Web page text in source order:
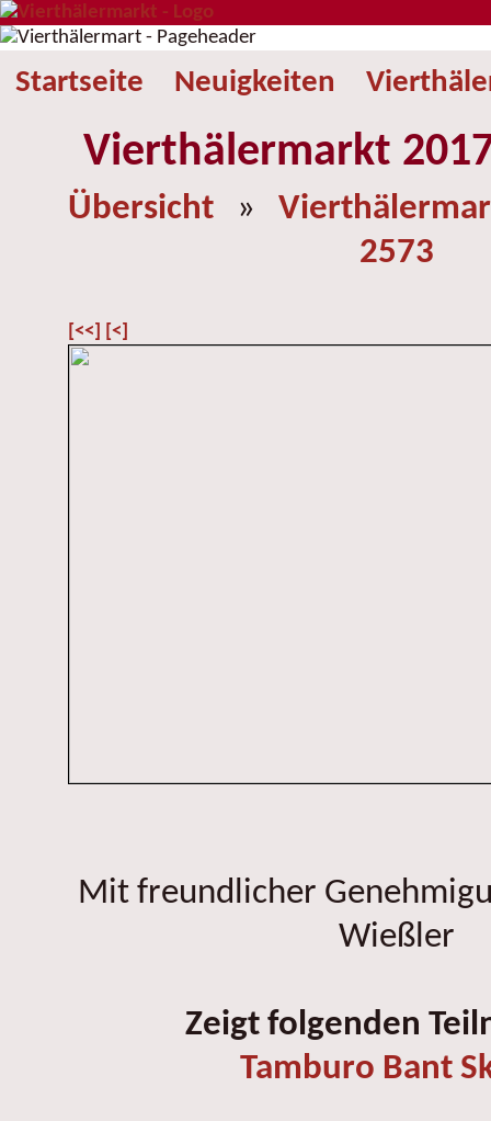
Startseite Neuigkeiten
Vierthälermarkt
Übersicht »
2573
[<<] [<]
Mit freundlicher
Wießler
Zeigt folgenden
Tamburo Bant